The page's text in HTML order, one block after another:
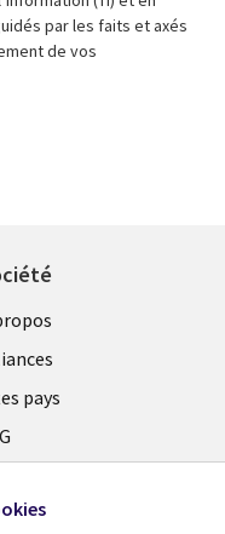
par les faits et axés
de vos
pays